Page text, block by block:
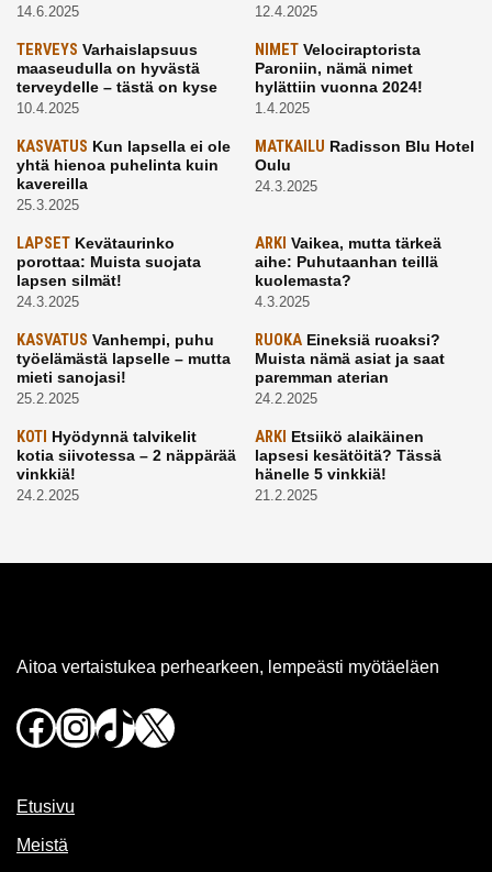
14.6.2025 12.4.2025
TERVEYS Varhaislapsuus
maaseudulla on hyvästä
terveydelle – tästä on kyse
10.4.2025
NIMETVelociraptorista
Paroniin, nämä nimet
hylättiin vuonna 2024!
1.4.2025
KASVATUS Kun lapsella ei ole
yhtä hienoa puhelinta kuin
kavereilla
25.3.2025
MATKAILU Radisson Blu Hotel
Oulu
24.3.2025
LAPSET Kevätaurinko
porottaa: Muista suojata
lapsen silmät!
24.3.2025
ARKI Vaikea, mutta tärkeä
aihe: Puhutaanhan teillä
kuolemasta?
4.3.2025
KASVATUS Vanhempi, puhu
työelämästä lapselle – mutta
mieti sanojasi!
25.2.2025
RUOKAEineksiä ruoaksi?
Muista nämä asiat ja saat
paremman aterian
24.2.2025
KOTI Hyödynnä talvikelit
kotia siivotessa – 2 näppärää
vinkkiä!
24.2.2025
ARKI Etsiikö alaikäinen
lapsesi kesätöitä? Tässä
hänelle 5 vinkkiä!
21.2.2025
Aitoa vertaistukea perhearkeen, lempeästi myötäeläen
Facebook
Instagram
TikTok
X
Etusivu
Meistä